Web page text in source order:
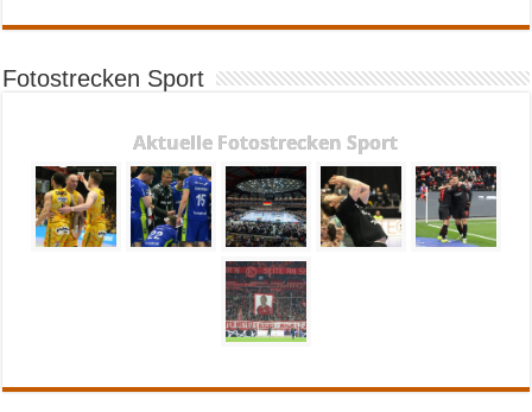
Fotostrecken Sport
Aktuelle Fotostrecken Sport